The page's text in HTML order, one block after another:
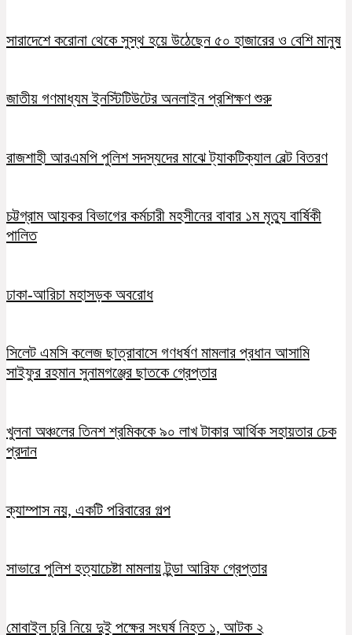
সারাদেশে করোনা থেকে সুস্থ হয়ে উঠেছেন ৫০ হাজারের ও বেশি মানুষ
জাতীয় গণমাধ্যম ইনস্টিটিউটের অনলাইন প্রশিক্ষণ শুরু
রাজশাহী আরএমপি পুলিশ সদস্যদের মাঝে ট্যাকটিক্যাল বেল্ট বিতরণ
চট্টগ্রাম আয়কর বিভাগের কর্মচারী মহসীনের বাবার ১ম মৃত্যু বার্ষিকী
পালিত
ঢাকা-আরিচা মহাসড়ক অবরোধ
সিলেট এমসি কলেজ ছাত্রাবাসে গণধর্ষণ মামলার প্রধান আসামি
সাইফুর রহমান সুনামগঞ্জের ছাতকে গ্রেপ্তার
খুলনা অঞ্চলের তিনশ শ্রমিককে ৯০ লাখ টাকার আর্থিক সহায়তার চেক
প্রদান
ক্যাম্পাস নয়, একটি পরিবারের গল্প
সাভারে পুলিশ হত্যাচেষ্টা মামলায় টুন্ডা আরিফ গ্রেপ্তার
মোবাইল চুরি নিয়ে দুই পক্ষের সংঘর্ষ নিহত ১, আটক ২